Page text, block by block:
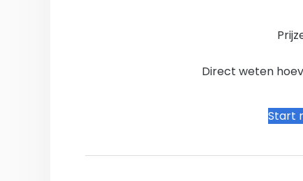
Direct weten
Start